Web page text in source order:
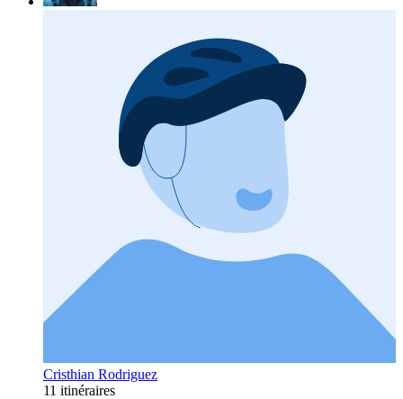
Cristhian Rodriguez
11 itinéraires